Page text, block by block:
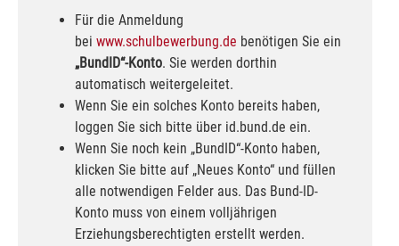
Für die Anmeldung
bei www.schulbewerbung.de benötigen Sie ein
„BundID“-Konto. Sie werden dorthin
automatisch weitergeleitet.
Wenn Sie ein solches Konto bereits haben,
loggen Sie sich bitte über id.bund.de ein.
Wenn Sie noch kein „BundID“-Konto haben,
klicken Sie bitte auf „Neues Konto“ und füllen
alle notwendigen Felder aus. Das Bund-ID-
Konto muss von einem volljährigen
Erziehungsberechtigten erstellt werden.